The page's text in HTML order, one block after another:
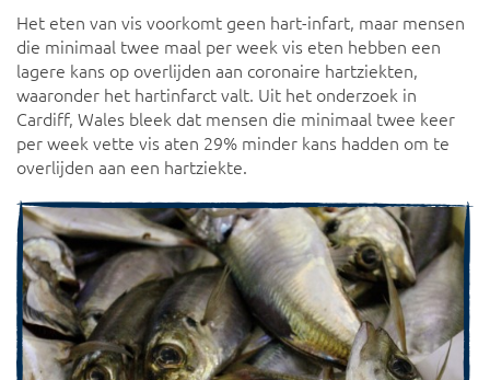
Het eten van vis voorkomt geen hart-infart, maar mensen
die minimaal twee maal per week vis eten hebben een
lagere kans op overlijden aan coronaire hartziekten,
waaronder het hartinfarct valt. Uit het onderzoek in
Cardiff, Wales bleek dat mensen die minimaal twee keer
per week vette vis aten 29% minder kans hadden om te
overlijden aan een hartziekte.